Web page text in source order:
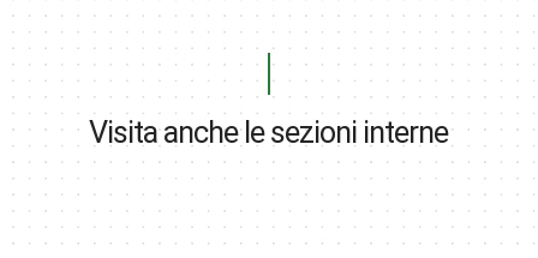
Visita anche le sezioni interne